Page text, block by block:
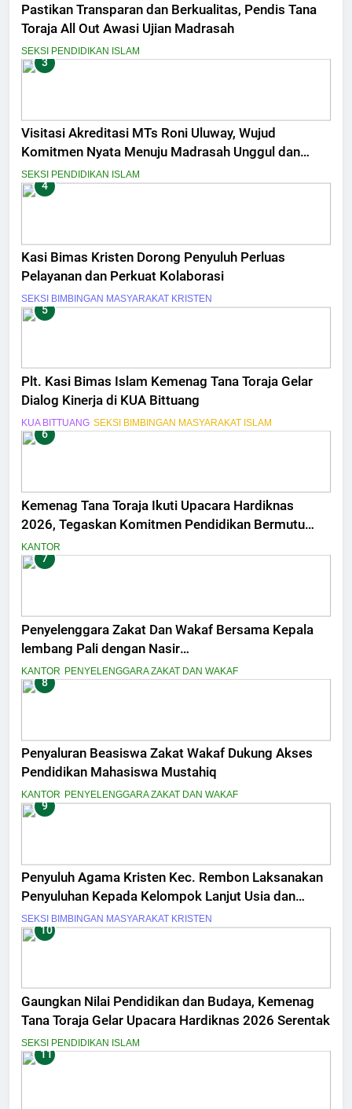
Pastikan Transparan dan Berkualitas, Pendis Tana
Toraja All Out Awasi Ujian Madrasah
SEKSI PENDIDIKAN ISLAM
3
Visitasi Akreditasi MTs Roni Uluway, Wujud
Komitmen Nyata Menuju Madrasah Unggul dan
Berdaya Saing
SEKSI PENDIDIKAN ISLAM
4
Kasi Bimas Kristen Dorong Penyuluh Perluas
Pelayanan dan Perkuat Kolaborasi
SEKSI BIMBINGAN MASYARAKAT KRISTEN
5
Plt. Kasi Bimas Islam Kemenag Tana Toraja Gelar
Dialog Kinerja di KUA Bittuang
KUA BITTUANG SEKSI BIMBINGAN MASYARAKAT ISLAM
6
Kemenag Tana Toraja Ikuti Upacara Hardiknas
2026, Tegaskan Komitmen Pendidikan Bermutu
untuk Semua
KANTOR
7
Penyelenggara Zakat Dan Wakaf Bersama Kepala
lembang Pali dengan Nasir
MelaksanakanPeninjauan Lokasi Tanah Wakaf
Masjid Amal Bakti Pali Dalam penyesuaian titik
KANTOR PENYELENGGARA ZAKAT DAN WAKAF
8
Penyaluran Beasiswa Zakat Wakaf Dukung Akses
Pendidikan Mahasiswa Mustahiq
KANTOR PENYELENGGARA ZAKAT DAN WAKAF
9
Penyuluh Agama Kristen Kec. Rembon Laksanakan
Penyuluhan Kepada Kelompok Lanjut Usia dan
Penyandang Disabilitas
SEKSI BIMBINGAN MASYARAKAT KRISTEN
10
Gaungkan Nilai Pendidikan dan Budaya, Kemenag
Tana Toraja Gelar Upacara Hardiknas 2026 Serentak
SEKSI PENDIDIKAN ISLAM
11